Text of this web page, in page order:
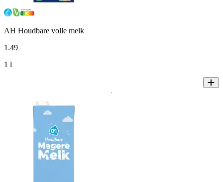
AH Houdbare volle melk
1 .49
1 l